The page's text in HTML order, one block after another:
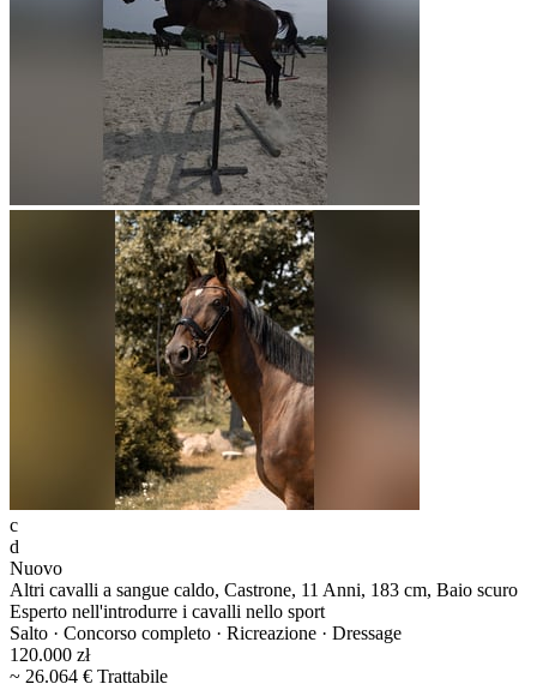
c
d
Nuovo
Altri cavalli a sangue caldo, Castrone, 11 Anni, 183 cm, Baio scuro
Esperto nell'introdurre i cavalli nello sport
Salto · Concorso completo · Ricreazione · Dressage
120.000 zł
~ 26.064 € Trattabile